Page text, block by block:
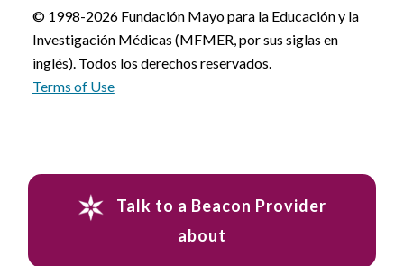
© 1998-2026 Fundación Mayo para la Educación y la
Investigación Médicas (MFMER, por sus siglas en
inglés). Todos los derechos reservados.
Terms of Use
Talk to a Beacon Provider
about